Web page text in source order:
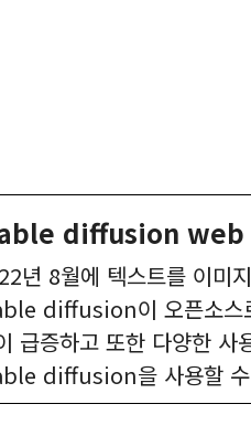
diffusion web
년 8월에 텍스트를 이미
diffusion이 오픈소스
급증하고 또한 다양한 사
diffusion을 사용할 수